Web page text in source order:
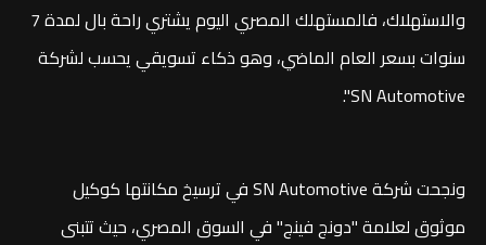
والاستهلاك، فالمستهلك المصري اليوم يشتري راحة بال لمدة 7
سنوات بسعر العام الماضي، وهو ذكاء تسويقي يحسب لشركة
SN Automotive".
ونجحت شركة SN Automotive في ترسيخ مكانتها كوكيل
موثوق لعلامة "دونج فينج" في السوق المصري، حيث تتبنى